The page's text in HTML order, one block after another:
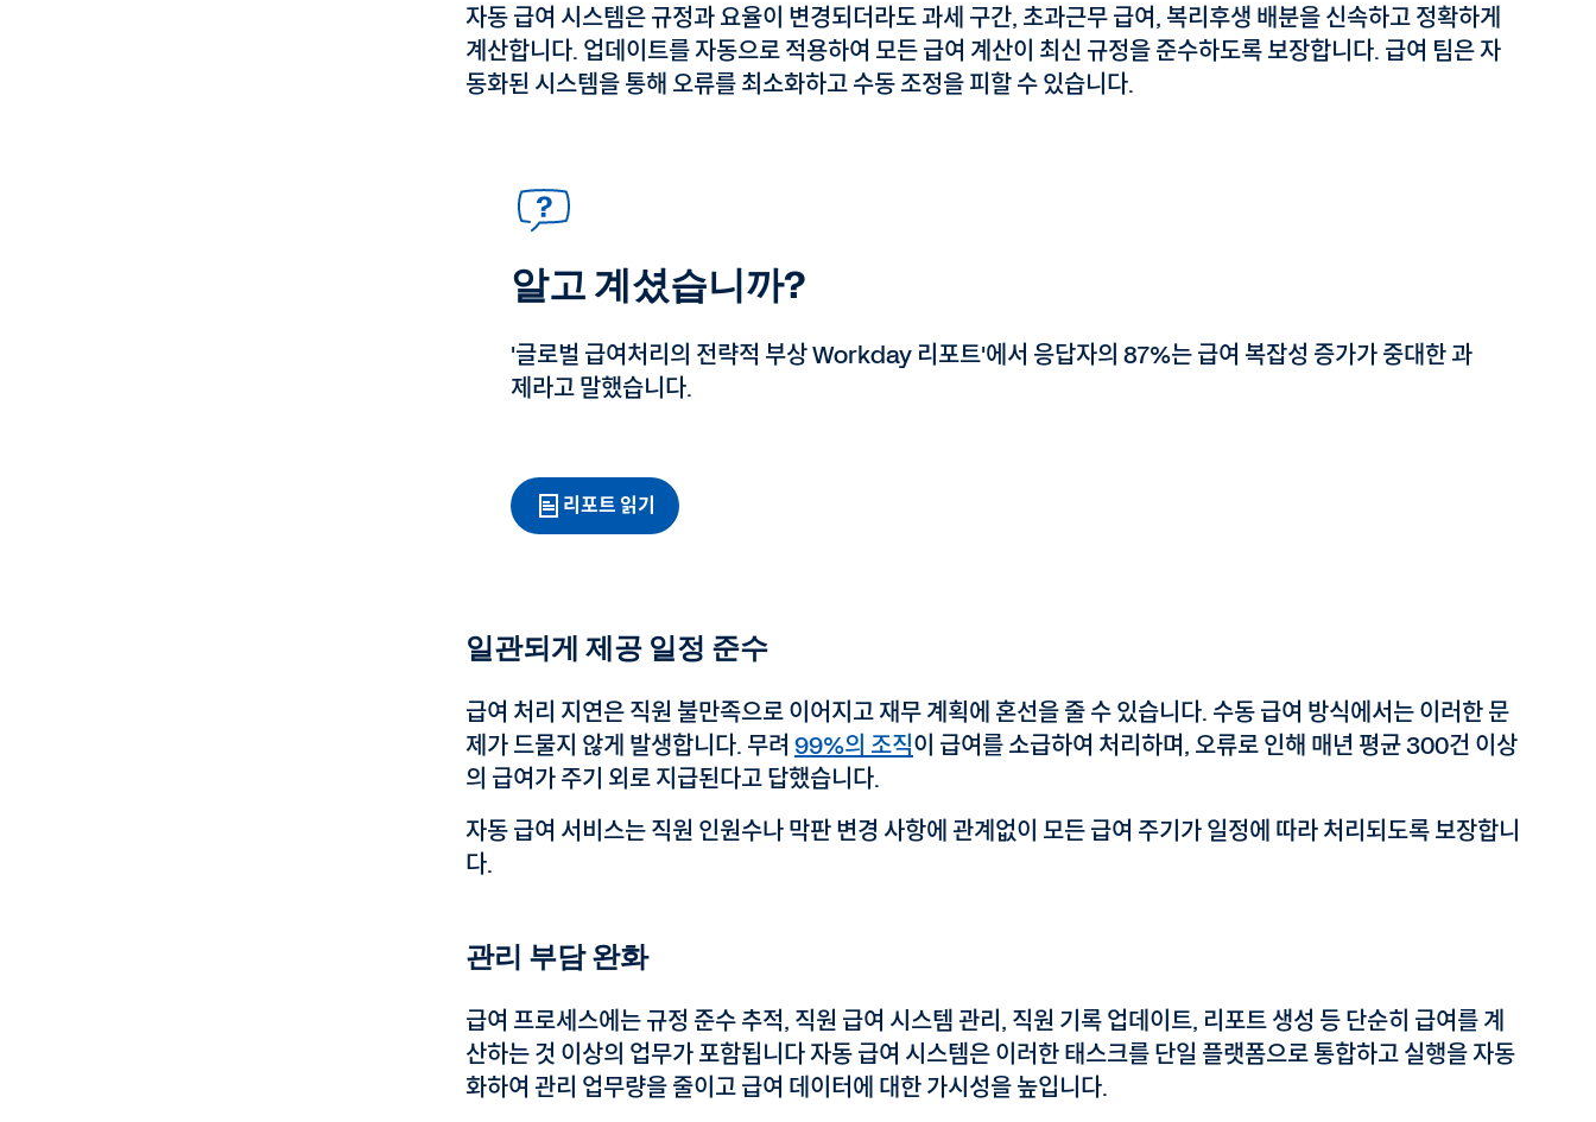
자동 급여 시스템은 규정과 요율이 변경되더라도 과세 구간, 초과근무 급여, 복리후생 배분을 신속하고 정확하게
계산합니다. 업데이트를 자동으로 적용하여 모든 급여 계산이 최신 규정을 준수하도록 보장합니다. 급여 팀은 자
동화된 시스템을 통해 오류를 최소화하고 수동 조정을 피할 수 있습니다.
알고 계셨습니까?
'글로벌 급여처리의 전략적 부상 Workday 리포트'에서 응답자의 87%는 급여 복잡성 증가가 중대한 과
제라고 말했습니다.
리포트 읽기
일관되게 제공 일정 준수
급여 처리 지연은 직원 불만족으로 이어지고 재무 계획에 혼선을 줄 수 있습니다. 수동 급여 방식에서는 이러한 문
제가 드물지 않게 발생합니다. 무려 99%의 조직이 급여를 소급하여 처리하며, 오류로 인해 매년 평균 300건 이상
의 급여가 주기 외로 지급된다고 답했습니다.
자동 급여 서비스는 직원 인원수나 막판 변경 사항에 관계없이 모든 급여 주기가 일정에 따라 처리되도록 보장합니
다.
관리 부담 완화
급여 프로세스에는 규정 준수 추적, 직원 급여 시스템 관리, 직원 기록 업데이트, 리포트 생성 등 단순히 급여를 계
산하는 것 이상의 업무가 포함됩니다 자동 급여 시스템은 이러한 태스크를 단일 플랫폼으로 통합하고 실행을 자동
화하여 관리 업무량을 줄이고 급여 데이터에 대한 가시성을 높입니다.